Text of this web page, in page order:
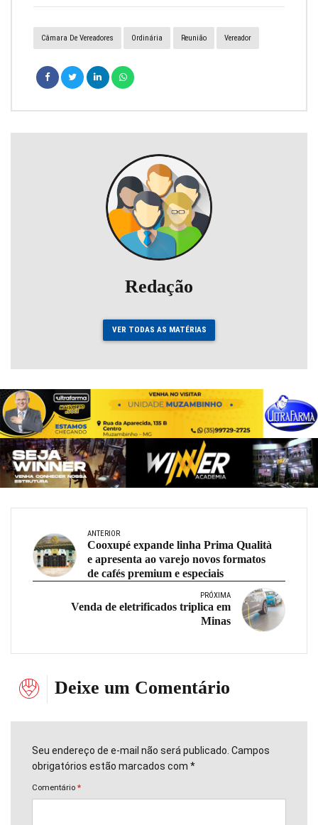
Câmara De Vereadores Ordinária Reunião Vereador
Redação
VER TODAS AS MATÉRIAS
ANTERIOR
Cooxupé expande linha Prima Qualità
e apresenta ao varejo novos formatos
de cafés premium e especiais
PRÓXIMA
Venda de eletrificados triplica em
Minas
Deixe um Comentário
Seu endereço de e-mail não será publicado. Campos
obrigatórios estão marcados com *
Comentário *